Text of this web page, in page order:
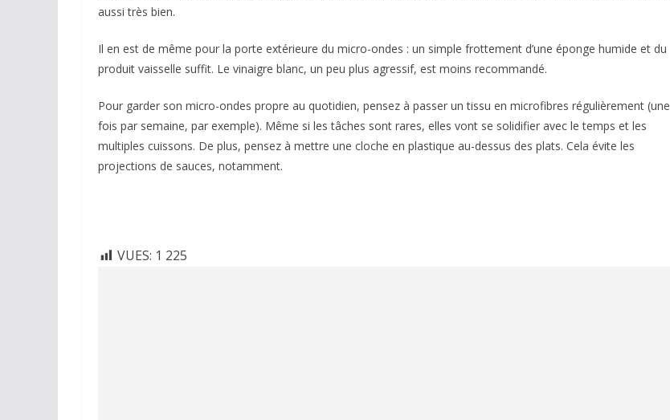
aussi très bien.
Il en est de même pour la porte extérieure du micro-ondes : un simple frottement d’une éponge humide et du
produit vaisselle suffit. Le vinaigre blanc, un peu plus agressif, est moins recommandé.
Pour garder son micro-ondes propre au quotidien, pensez à passer un tissu en microfibres régulièrement (une
fois par semaine, par exemple). Même si les tâches sont rares, elles vont se solidifier avec le temps et les
multiples cuissons. De plus, pensez à mettre une cloche en plastique au-dessus des plats. Cela évite les
projections de sauces, notamment.
VUES: 1 225